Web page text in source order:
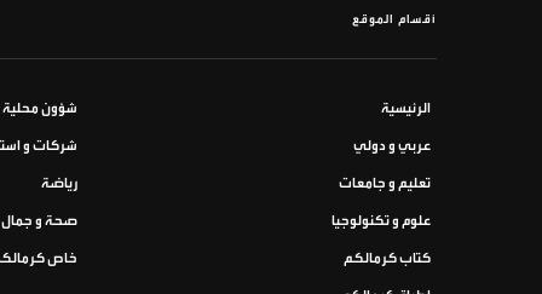
أقسام الموقع
الرئيسية شؤون محلية
عربي و دولي شركات و
تعليم و جامعات رياضة
علوم و تكنولوجيا صحة و جمال
كتاب كرمالكم خاص